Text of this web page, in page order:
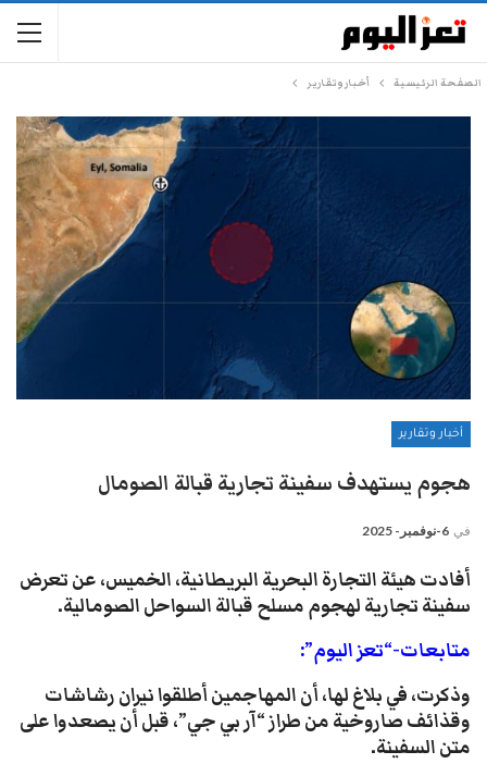
الصفحة الرئيسية أخبار وتقارير
أخبار وتقارير
هجوم يستهدف سفينة تجارية قبالة الصومال
في 6-نوفمبر- 2025
أفادت هيئة التجارة البحرية البريطانية، الخميس، عن تعرض
سفينة تجارية لهجوم مسلح قبالة السواحل الصومالية.
متابعات-“تعز اليوم”:
وذكرت، في بلاغ لها، أن المهاجمين أطلقوا نيران رشاشات
وقذائف صاروخية من طراز “آر بي جي”، قبل أن يصعدوا على
متن السفينة.